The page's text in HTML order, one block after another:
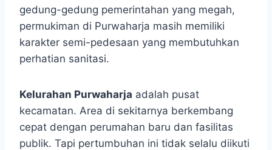
gedung-gedung pemerintahan yang megah,
permukiman di Purwaharja masih memiliki
karakter semi-pedesaan yang membutuhkan
perhatian sanitasi.
Kelurahan Purwaharja adalah pusat
kecamatan. Area di sekitarnya berkembang
cepat dengan perumahan baru dan fasilitas
publik. Tapi pertumbuhan ini tidak selalu diikuti